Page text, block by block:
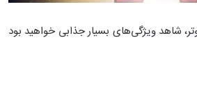
شاهد ویژگی‌های بسیار جذابی خواهید بود